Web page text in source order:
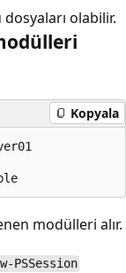
dosyaları olabilir.
Kopyala
modülleri alır.
PSSession